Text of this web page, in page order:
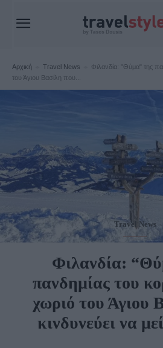
Αρχική Travel News
Φιλανδία: "Θύμα" της
του Άγιου Βασίλη που...
Travel News
Φιλανδία:
πανδημίας του
χωριό του Άγιου
κινδυνεύει να